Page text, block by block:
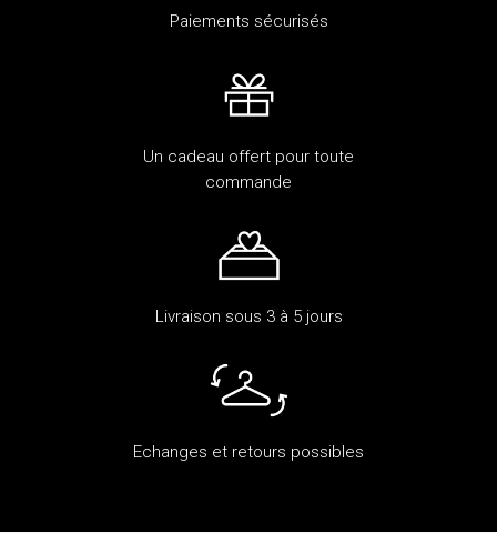
Paiements sécurisés
Un cadeau offert pour toute
commande
Livraison sous 3 à 5 jours
Echanges et retours possibles